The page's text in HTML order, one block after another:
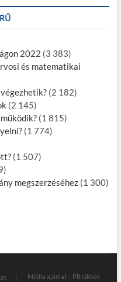
2022 (3 383)
és matematikai
(2 182)
(2 145)
(1 815)
(1 774)
(1 507)
megszerzéséhez (1 300)
Média ajánlat – PR cikkek